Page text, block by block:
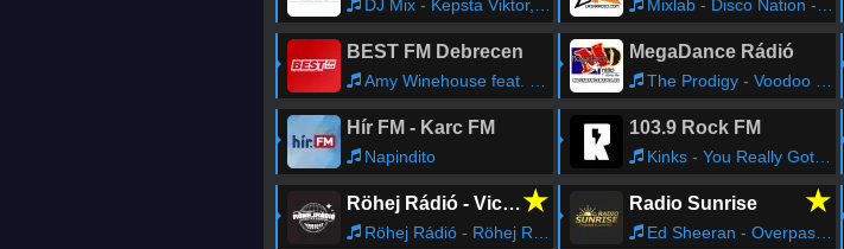
DJ Mix - Kepsta Viktor, DJ Pedro Mixlab - Disco Nation - Dreamer
BEST FM Debrecen
Amy Winehouse feat. Mark Ronson - Valerie
MegaDance Rádió
The Prodigy - Voodoo People (Pendulum Mix)
Hír FM - Karc FM
Napindito
103.9 Rock FM
Kinks - You Really Got Me
Röhej Rádió - Vicc az egész★
Röhej Rádió - Röhej Rádió - Ti Küldtétek21
Radio Sunrise ★
Ed Sheeran - Overpass Graffiti